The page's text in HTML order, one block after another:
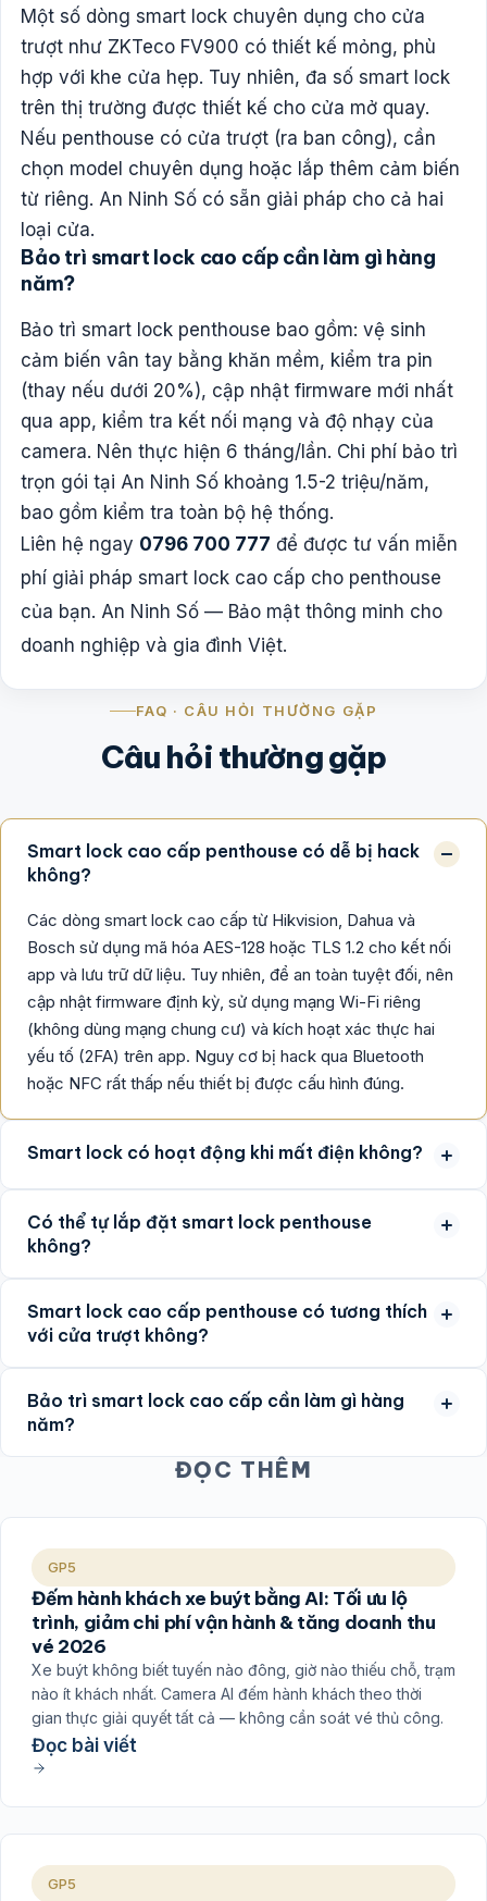
Một số dòng smart lock chuyên dụng cho cửa
trượt như ZKTeco FV900 có thiết kế mỏng, phù
hợp với khe cửa hẹp. Tuy nhiên, đa số smart lock
trên thị trường được thiết kế cho cửa mở quay.
Nếu penthouse có cửa trượt (ra ban công), cần
chọn model chuyên dụng hoặc lắp thêm cảm biến
từ riêng. An Ninh Số có sẵn giải pháp cho cả hai
loại cửa.
Bảo trì smart lock cao cấp cần làm gì hàng
năm?
Bảo trì smart lock penthouse bao gồm: vệ sinh
cảm biến vân tay bằng khăn mềm, kiểm tra pin
(thay nếu dưới 20%), cập nhật firmware mới nhất
qua app, kiểm tra kết nối mạng và độ nhạy của
camera. Nên thực hiện 6 tháng/lần. Chi phí bảo trì
trọn gói tại An Ninh Số khoảng 1.5-2 triệu/năm,
bao gồm kiểm tra toàn bộ hệ thống.
Liên hệ ngay 0796 700 777 để được tư vấn miễn
phí giải pháp smart lock cao cấp cho penthouse
của bạn. An Ninh Số — Bảo mật thông minh cho
doanh nghiệp và gia đình Việt.
FAQ · CÂU HỎI THƯỜNG GẶP
Câu hỏi thường gặp
Smart lock cao cấp penthouse có dễ bị hack
không?
Các dòng smart lock cao cấp từ Hikvision, Dahua và
Bosch sử dụng mã hóa AES-128 hoặc TLS 1.2 cho kết nối
app và lưu trữ dữ liệu. Tuy nhiên, để an toàn tuyệt đối, nên
cập nhật firmware định kỳ, sử dụng mạng Wi-Fi riêng
(không dùng mạng chung cư) và kích hoạt xác thực hai
yếu tố (2FA) trên app. Nguy cơ bị hack qua Bluetooth
hoặc NFC rất thấp nếu thiết bị được cấu hình đúng.
Smart lock có hoạt động khi mất điện không?
Có thể tự lắp đặt smart lock penthouse
không?
Smart lock cao cấp penthouse có tương thích
với cửa trượt không?
Bảo trì smart lock cao cấp cần làm gì hàng
năm?
ĐỌC THÊM
GP5
Đếm hành khách xe buýt bằng AI: Tối ưu lộ
trình, giảm chi phí vận hành & tăng doanh thu
vé 2026
Xe buýt không biết tuyến nào đông, giờ nào thiếu chỗ, trạm
nào ít khách nhất. Camera AI đếm hành khách theo thời
gian thực giải quyết tất cả — không cần soát vé thủ công.
Đọc bài viết
GP5